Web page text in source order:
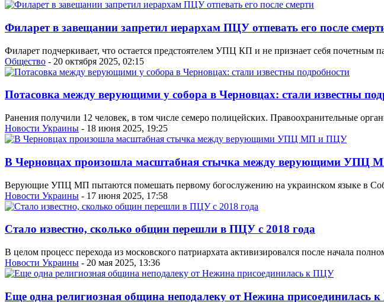
Филарет в завещании запретил иерархам ПЦУ отпевать его после
Филарет подчеркивает, что остается предстоятелем УПЦ КП и не признает себя почетным
Общество - 20 октября 2025, 02:15
Потасовка между верующими у собора в Черновцах: стали известны
Ранения получили 12 человек, в том числе семеро полицейских. Правоохранительные
Новости Украины - 18 июня 2025, 19:25
В Черновцах произошла масштабная стычка между верующими УПЦ
Верующие УПЦ МП пытаются помешать первому богослужению на украинском языке в
Новости Украины - 17 июня 2025, 17:58
Стало известно, сколько общин перешли в ПЦУ с 2018 года
В целом процесс перехода из московского патриархата активизировался после начала
Новости Украины - 20 мая 2025, 13:36
Еще одна религиозная община неподалеку от Нежина присоединилась